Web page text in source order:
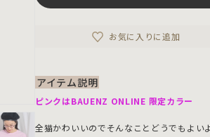
お気に入りに追加
アイテム説明
ピンクはBAUENZ ONLINE 限定カラー
全猫かわいいのでそんなことどうでもよい